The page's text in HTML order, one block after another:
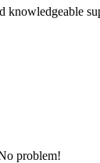
knowledgeable
problem!